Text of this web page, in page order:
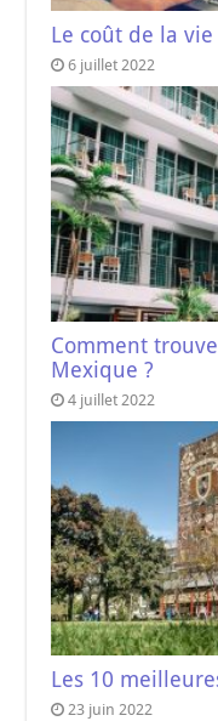
Le coût de la
6 juillet 2022
Comment
Mexique ?
4 juillet 2022
Les 10
23 juin 2022